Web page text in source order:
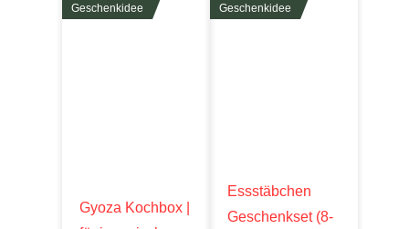
Geschenkidee
Gyoza Kochbox |
Geschenkidee
Essstäbchen
Geschenkset (8-